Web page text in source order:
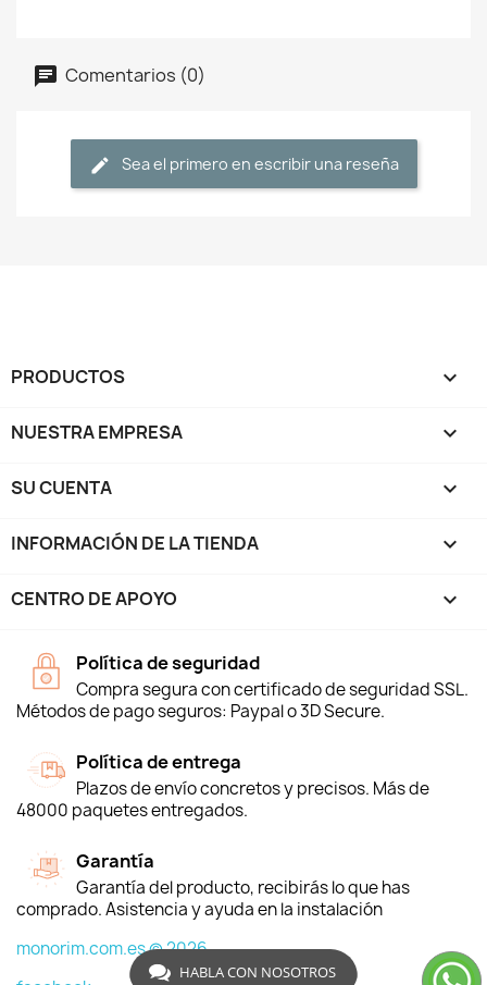
Comentarios (0)
Sea el primero en escribir una reseña
PRODUCTOS 
NUESTRA EMPRESA 
SU CUENTA 
INFORMACIÓN DE LA TIENDA keyboard_arrow_down
CENTRO DE APOYO 
Política de seguridad
Compra segura con certificado de seguridad SSL.
Métodos de pago seguros: Paypal o 3D Secure.
Política de entrega
Plazos de envío concretos y precisos. Más de
48000 paquetes entregados.
Garantía
Garantía del producto, recibirás lo que has
comprado. Asistencia y ayuda en la instalación
monorim.com.es © 2026
HABLA CON NOSOTROS